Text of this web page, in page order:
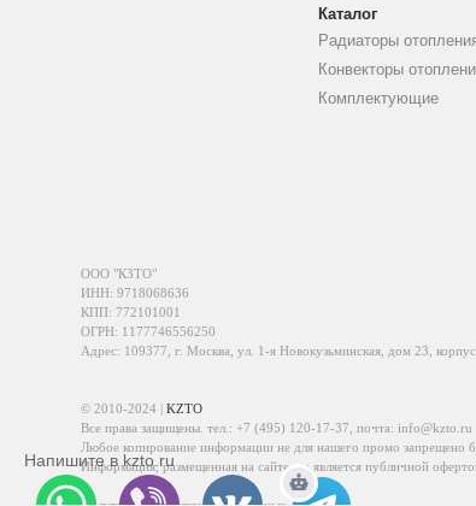
Каталог
Радиаторы
Конвекторы
Комплектующие
ООО "КЗТО"
ИНН: 9718068636
КПП: 772101001
ОГРН: 1177746556250
Адрес: 109377, г. Москва, ул. 1-я Новокузьминская, дом 23,
© 2010-2024 | KZTO
Все права защищены. тел.: +7 (495) 120-17-37 , почта: info@kzto.ru
Любое копирование информации не для нашего промо запрещено
Информация, размещенная на сайте, не является публичной
Напишите в kzto.ru